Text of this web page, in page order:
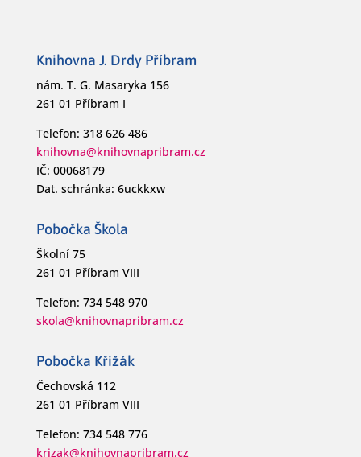
Knihovna J. Drdy Příbram
nám. T. G. Masaryka 156
261 01 Příbram I
Telefon: 318 626 486
knihovna@knihovnapribram.cz
IČ: 00068179
Dat. schránka: 6uckkxw
Pobočka Škola
Školní 75
261 01 Příbram VIII
Telefon: 734 548 970
skola@knihovnapribram.cz
Pobočka Křižák
Čechovská 112
261 01 Příbram VIII
Telefon: 734 548 776
krizak@knihovnapribram.cz